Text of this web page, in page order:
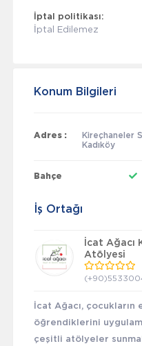
İptal politikası:
İptal Edilemez
Konum Bilgileri
Adres :
Kireçhaneler
Kadıköy
Bahçe
İş Ortağı
İcat Ağacı
Atölyesi
İcat Ağacı,
öğrendiklerini
çeşitli atölyeler